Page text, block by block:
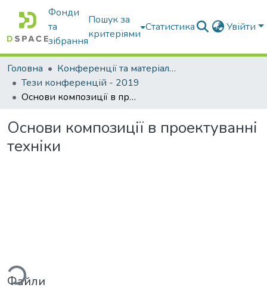
Фонди
та
зібрання
Пошук за
критеріями
Статистика Увійти
Головна
Конференції та матеріали конференцій
Тези конференцій - 2019
Основи композиції в проектуванні техніки
Основи композиції в проектуванні
техніки
Файли